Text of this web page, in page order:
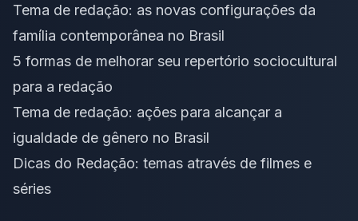
Tema de redação: as novas configurações da
família contemporânea no Brasil
5 formas de melhorar seu repertório sociocultural
para a redação
Tema de redação: ações para alcançar a
igualdade de gênero no Brasil
Dicas do Redação: temas através de filmes e
séries